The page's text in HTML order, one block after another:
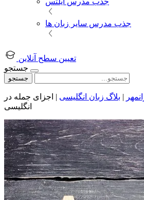
جذب مدرس سایر زبان ها
تعیین سطح آنلاین
جستجو
جستجو
| بلاگ زبان انگلیسی | اجزای جمله در
انگلیسی